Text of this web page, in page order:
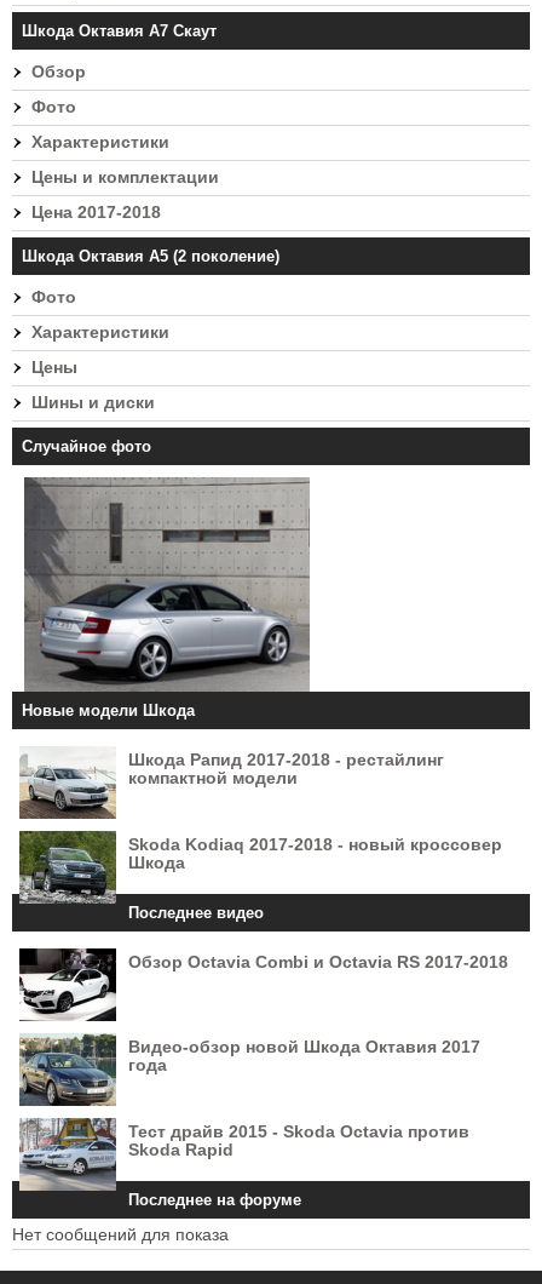
Шкода Октавия А7 Скаут
Обзор
Фото
Характеристики
Цены и комплектации
Цена 2017-2018
Шкода Октавия А5 (2 поколение)
Фото
Характеристики
Цены
Шины и диски
Случайное фото
Новые модели Шкода
Шкода Рапид 2017-2018 - рестайлинг
компактной модели
Skoda Kodiaq 2017-2018 - новый кроссовер
Шкода
Последнее видео
Обзор Octavia Combi и Octavia RS 2017-2018
Видео-обзор новой Шкода Октавия 2017
года
Тест драйв 2015 - Skoda Octavia против
Skoda Rapid
Последнее на форуме
Нет сообщений для показа